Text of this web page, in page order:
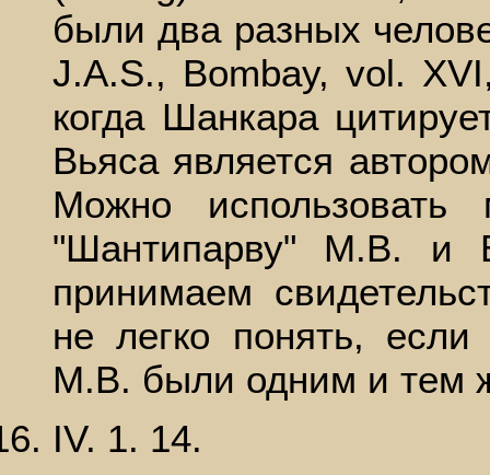
были два разных
J.A.S., Bombay, vol.
когда Шанкара
Вьяса является
Можно
"Шантипарву" М.В. и
принимаем
не легко понять,
М.В. были одним и тем
IV. 1. 14.